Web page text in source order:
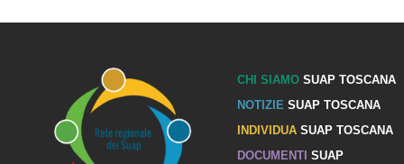
CHI SIAMOSUAP TOSCANA
NOTIZIE SUAP TOSCANA
INDIVIDUASUAP TOSCANA
DOCUMENTI SUAP